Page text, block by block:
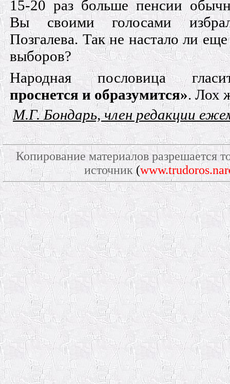
15-20 раз больше пенсии
Вы свои­ми голосами
Позгалева. Так не настало ли
выборов?
Народная пословица
проснется и образумится». Лох
М.Г. Бондарь, член редакции
Копирование материалов разрешается
источник(